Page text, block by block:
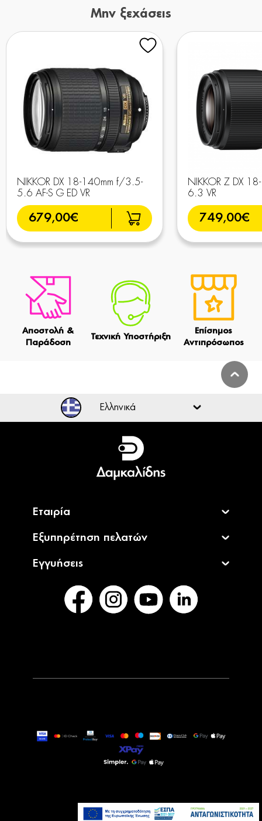
Μην ξεχάσεις
NIKKOR DX 18-140mm f/3.5-
5.6 AF-S G ED VR
679,00€
NIKKOR Z DX
6.3 VR
749,00€
Αποστολή &
Παράδοση
Τεχνική Υποστήριξη
Επίσημος
Αντιπρόσωπος
Ελληνικά
Ελληνικά
English
Εταιρία
Εξυπηρέτηση πελατών
Εγγυήσεις